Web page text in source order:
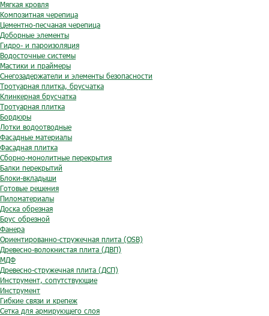
Мягкая кровля
Композитная черепица
Цементно-песчаная черепица
Доборные элементы
Гидро- и пароизоляция
Водосточные системы
Мастики и праймеры
Снегозадержатели и элементы безопасности
Тротуарная плитка, брусчатка
Клинкерная брусчатка
Тротуарная плитка
Бордюры
Лотки водоотводные
Фасадные материалы
Фасадная плитка
Сборно-монолитные перекрытия
Балки перекрытий
Блоки-вкладыши
Готовые решения
Пиломатериалы
Доска обрезная
Брус обрезной
Фанера
Ориентированно-стружечная плита (OSB)
Древесно-волокнистая плита (ДВП)
МДФ
Древесно-стружечная плита (ДСП)
Инструмент, сопутствующие
Инструмент
Гибкие связи и крепеж
Сетка для армирующего слоя